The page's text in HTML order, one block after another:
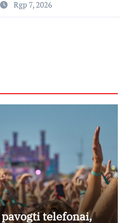
taikymo
Rgp 7, 2026
telefonai,